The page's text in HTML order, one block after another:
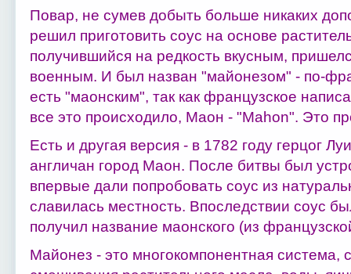
Повар, не сумев добыть больше никаких
решил приготовить соус на основе
получившийся на редкость вкусным,
военным. И был назван "майонезом" - по-
есть "маонским", так как французское
все это происходило, Маон - "Mahon". Это
Есть и другая версия - в 1782 году герцог
англичан город Маон. После битвы был
впервые дали попробовать соус из
славилась местность. Впоследствии соус
получил название маонского (из
Майонез - это многокомпонентная система,